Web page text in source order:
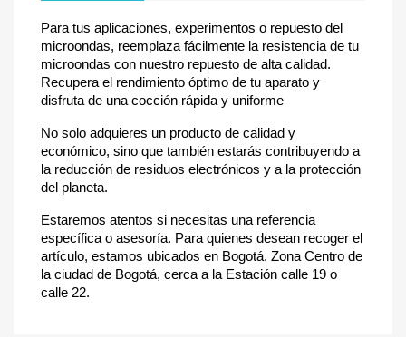
Para tus aplicaciones, experimentos o repuesto del
microondas, reemplaza fácilmente la resistencia de tu
microondas con nuestro repuesto de alta calidad.
Recupera el rendimiento óptimo de tu aparato y
disfruta de una cocción rápida y uniforme
No solo adquieres un producto de calidad y
económico, sino que también estarás contribuyendo a
la reducción de residuos electrónicos y a la protección
del planeta.
Estaremos atentos si necesitas una referencia
específica o asesoría. Para quienes desean recoger el
artículo, estamos ubicados en Bogotá. Zona Centro de
la ciudad de Bogotá, cerca a la Estación calle 19 o
calle 22.